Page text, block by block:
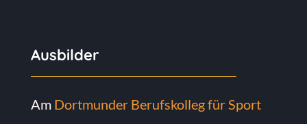
Ausbilder
Am Dortmunder Berufskolleg für Sport